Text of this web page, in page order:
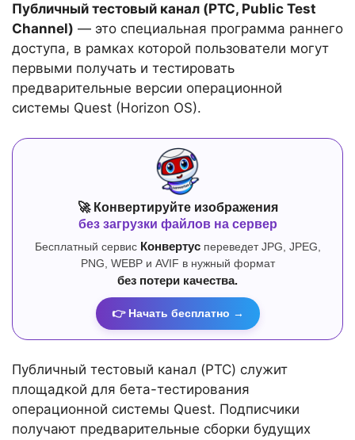
Публичный тестовый канал (PTC, Public Test
Channel) — это специальная программа раннего
доступа, в рамках которой пользователи могут
первыми получать и тестировать
предварительные версии операционной
системы Quest (Horizon OS).
🚀 Конвертируйте изображения
без загрузки файлов на сервер
Бесплатный сервис Конвертуспереведет JPG, JPEG,
PNG, WEBP и AVIF в нужный формат
без потери качества.
👉 Начать бесплатно →
Публичный тестовый канал (PTC) служит
площадкой для бета-тестирования
операционной системы Quest. Подписчики
получают предварительные сборки будущих